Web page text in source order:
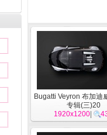
Bugatti Veyron 布加迪
专辑(三)20
1920x1200